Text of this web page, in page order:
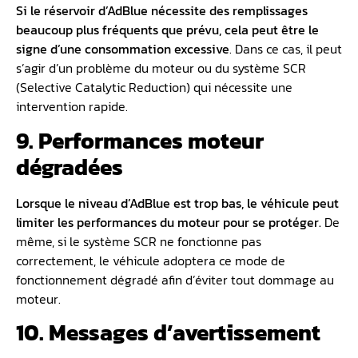
Si le réservoir d’AdBlue nécessite des remplissages
beaucoup plus fréquents que prévu, cela peut être le
signe d’une consommation excessive. Dans ce cas, il peut
s’agir d’un problème du moteur ou du système SCR
(Selective Catalytic Reduction) qui nécessite une
intervention rapide.
9. Performances moteur
dégradées
Lorsque le niveau d’AdBlue est trop bas, le véhicule peut
limiter les performances du moteur pour se protéger. De
même, si le système SCR ne fonctionne pas
correctement, le véhicule adoptera ce mode de
fonctionnement dégradé afin d’éviter tout dommage au
moteur.
10. Messages d’avertissement